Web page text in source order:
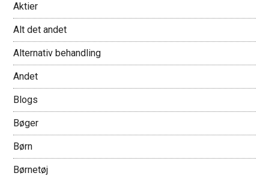
Aktier
Alt det andet
Alternativ behandling
Andet
Blogs
Bøger
Børn
Børnetøj